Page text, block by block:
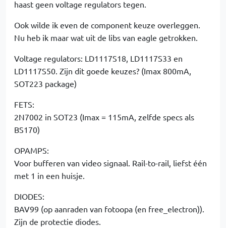
haast geen voltage regulators tegen.
Ook wilde ik even de component keuze overleggen.
Nu heb ik maar wat uit de libs van eagle getrokken.
Voltage regulators: LD1117S18, LD1117S33 en
LD1117S50. Zijn dit goede keuzes? (Imax 800mA,
SOT223 package)
FETS:
2N7002 in SOT23 (Imax = 115mA, zelfde specs als
BS170)
OPAMPS:
Voor bufferen van video signaal. Rail-to-rail, liefst één
met 1 in een huisje.
DIODES:
BAV99 (op aanraden van fotoopa (en free_electron)).
Zijn de protectie diodes.